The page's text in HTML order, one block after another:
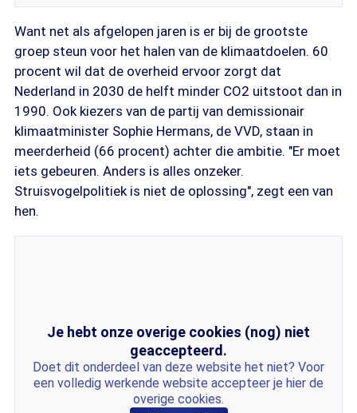
Want net als afgelopen jaren is er bij de grootste
groep steun voor het halen van de klimaatdoelen. 60
procent wil dat de overheid ervoor zorgt dat
Nederland in 2030 de helft minder CO2 uitstoot dan in
1990. Ook kiezers van de partij van demissionair
klimaatminister Sophie Hermans, de VVD, staan in
meerderheid (66 procent) achter die ambitie. "Er moet
iets gebeuren. Anders is alles onzeker.
Struisvogelpolitiek is niet de oplossing", zegt een van
hen.
Je hebt onze overige cookies (nog) niet
geaccepteerd.
Doet dit onderdeel van deze website het niet? Voor
een volledig werkende website accepteer je hier de
overige cookies.